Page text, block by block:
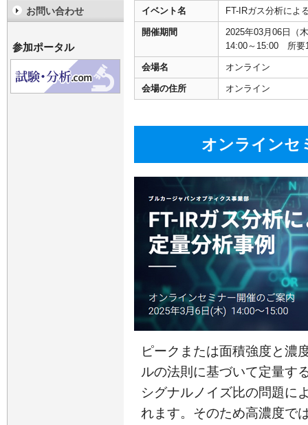
イベント名
FT-IRガス分析によ
開催期間
2025年03月06日（
14:00～15:00 所要
会場名 オンライン
会場の住所 オンライン
オンラインセ
ピークまたは面積強度と濃
ルの法則に基づいて定量す
シグナルノイズ比の問題に
れます。そのため高濃度で
お問い合わせ
参加ポータル